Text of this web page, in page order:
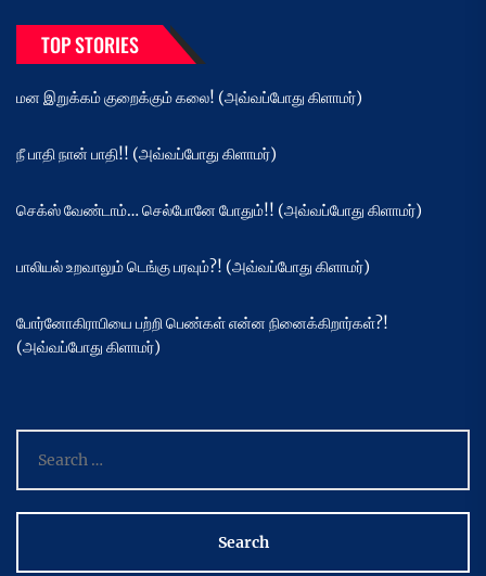
TOP STORIES
மன இறுக்கம் குறைக்கும் கலை! (அவ்வப்போது கிளாமர்)
நீ பாதி நான் பாதி!! (அவ்வப்போது கிளாமர்)
செக்ஸ் வேண்டாம்… செல்போனே போதும்!! (அவ்வப்போது கிளாமர்)
பாலியல் உறவாலும் டெங்கு பரவும்?! (அவ்வப்போது கிளாமர்)
போர்னோகிராபியை பற்றி பெண்கள் என்ன நினைக்கிறார்கள்?!
(அவ்வப்போது கிளாமர்)
for: